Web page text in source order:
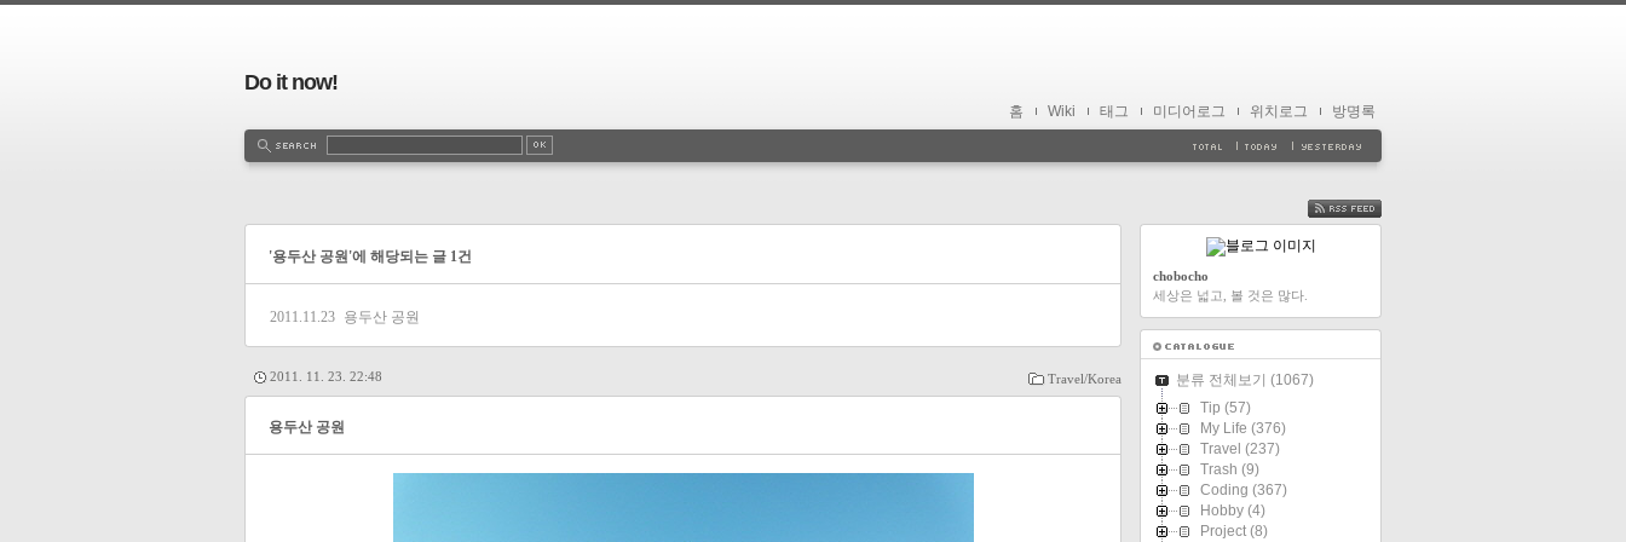
Do it now!
홈 Wiki 태그 미디어로그 위치로그 방명록
'용두산 공원'에 해당되는 글 1건
2011.11.23 용두산 공원
Travel/Korea
2011. 11. 23. 22:48
용두산 공원
FEED
chobocho
세상은 넓고, 볼 것은 많다.
분류 전체보기 (1067)
Tip (57)
My Life (376)
Travel (237)
Trash (9)
Coding (367)
Hobby (4)
Project (8)